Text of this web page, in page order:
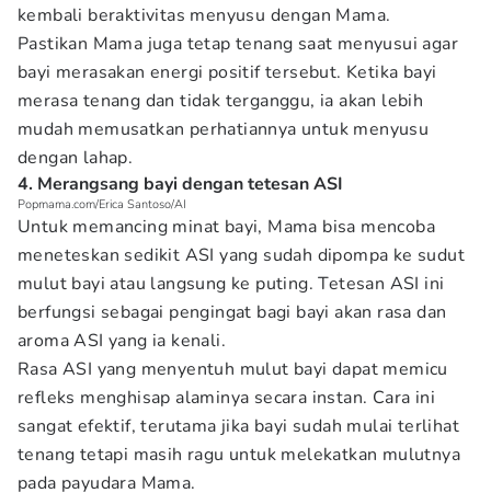
kembali beraktivitas menyusu dengan Mama.
Pastikan Mama juga tetap tenang saat menyusui agar
bayi merasakan energi positif tersebut. Ketika bayi
merasa tenang dan tidak terganggu, ia akan lebih
mudah memusatkan perhatiannya untuk menyusu
dengan lahap.
4. Merangsang bayi dengan tetesan ASI
Popmama.com/Erica Santoso/AI
Untuk memancing minat bayi, Mama bisa mencoba
meneteskan sedikit ASI yang sudah dipompa ke sudut
mulut bayi atau langsung ke puting. Tetesan ASI ini
berfungsi sebagai pengingat bagi bayi akan rasa dan
aroma ASI yang ia kenali.
Rasa ASI yang menyentuh mulut bayi dapat memicu
refleks menghisap alaminya secara instan. Cara ini
sangat efektif, terutama jika bayi sudah mulai terlihat
tenang tetapi masih ragu untuk melekatkan mulutnya
pada payudara Mama.